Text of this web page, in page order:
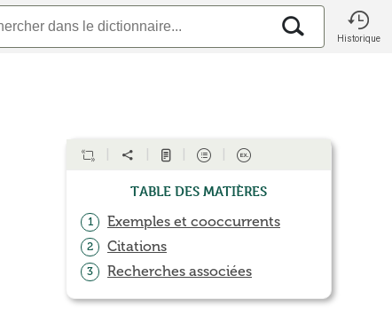
Historique
Table des matières
1 Exemples et cooccurrents
2 Citations
3 Recherches associées